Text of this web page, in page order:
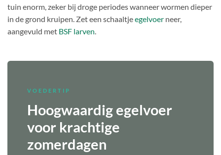
tuin enorm, zeker bij droge periodes wanneer wormen dieper
in de grond kruipen. Zet een schaaltjeegelvoer neer,
aangevuld met BSF larven.
VOEDERTIP
Hoogwaardig egelvoer
voor krachtige
zomerdagen